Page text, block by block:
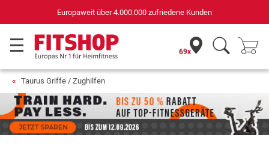
für Sportgeräte (n-tv+DISQ 2016-2024)
69x
Taurus Griffe / Zughilfen